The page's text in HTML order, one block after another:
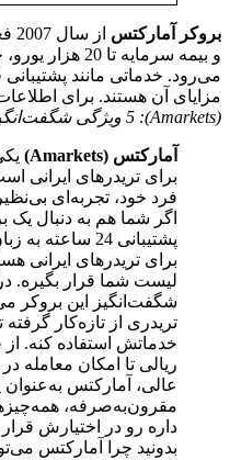
بروکر آمارکتس
و بیمه سرمایه
می‌رود. خدماتی مانند
مزایای آن هستند. برای
(Amarkets): 5 ویژگی شگفت‌انگیز!
آمارکتس (Amarkets)
برای تریدرهای ایرانی
فرد خود، تجربه‌ای
اگر شما هم به دنبال یک
پشتیبانی 24
برای تریدرهای ایرانی
شگفت‌انگیز این بروکر
تریدری از تازه‌کار گرفته
خدماتش استفاده کنه.
ریالی تا امکان معامله
عالی، آمارکتس
مقرون‌به‌صرفه،
داره رو در اختیارش
بدونید چرا آمارکتس